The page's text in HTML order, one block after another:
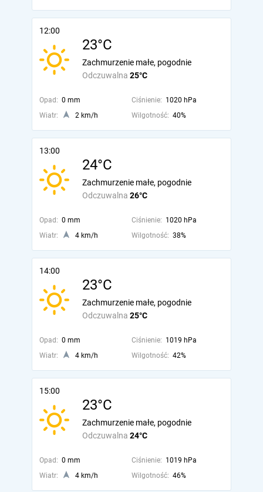
12:00
23°C
Odczuwalna 25°C
Zachmurzenie małe, pogodnie
Opad: 0 mm Ciśnienie: 1020 hPa
Wiatr:
2 km/h Wilgotność: 40%
13:00
24°C
Odczuwalna 26°C
Zachmurzenie małe, pogodnie
Opad: 0 mm Ciśnienie: 1020 hPa
Wiatr:
4 km/h Wilgotność: 38%
14:00
23°C
Odczuwalna 25°C
Zachmurzenie małe, pogodnie
Opad: 0 mm Ciśnienie: 1019 hPa
Wiatr:
4 km/h Wilgotność: 42%
15:00
23°C
Odczuwalna 24°C
Zachmurzenie małe, pogodnie
Opad: 0 mm Ciśnienie: 1019 hPa
Wiatr:
4 km/h Wilgotność: 46%